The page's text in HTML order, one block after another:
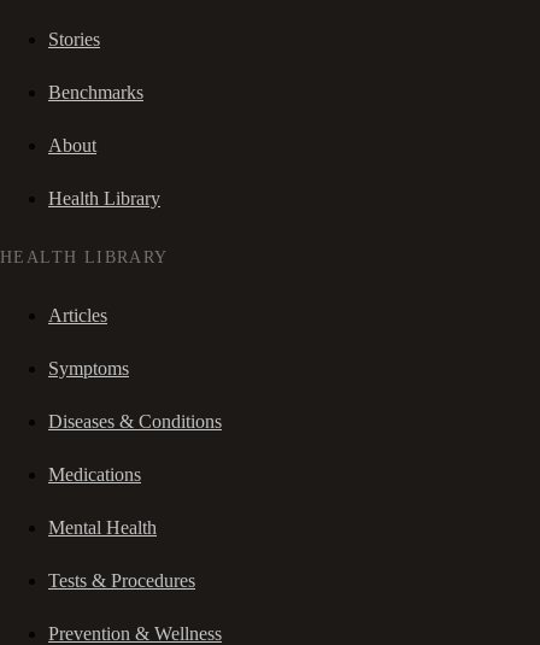
Stories
Benchmarks
About
Health Library
HEALTH LIBRARY
Articles
Symptoms
Diseases & Conditions
Medications
Mental Health
Tests & Procedures
Prevention & Wellness